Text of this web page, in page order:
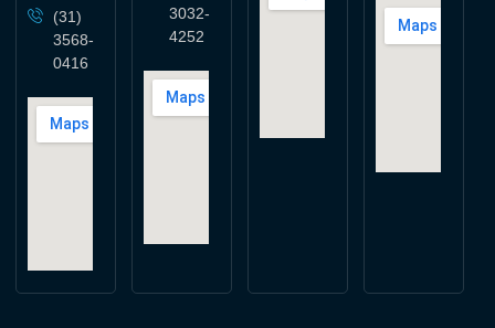
(31)
3568-
0416
3032-
4252